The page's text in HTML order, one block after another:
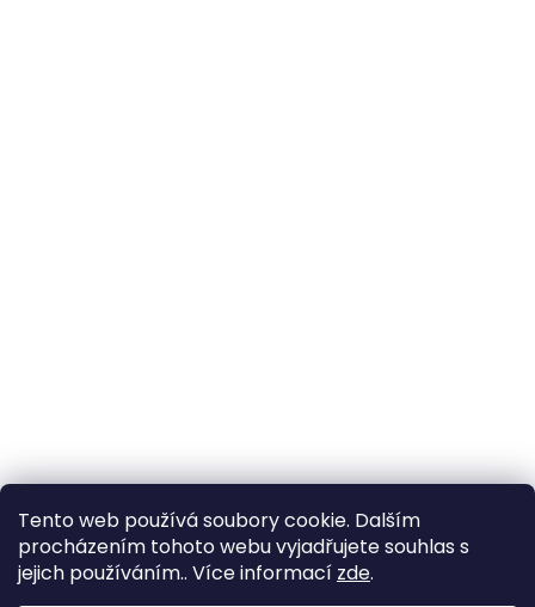
Tento web používá soubory cookie. Dalším
procházením tohoto webu vyjadřujete souhlas s
jejich používáním.. Více informací zde.